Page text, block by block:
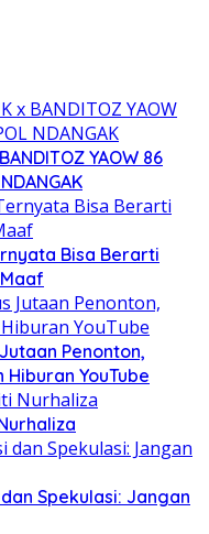
YAOW 86
Bisa Berarti
Penonton,
YouTube
Spekulasi: Jangan